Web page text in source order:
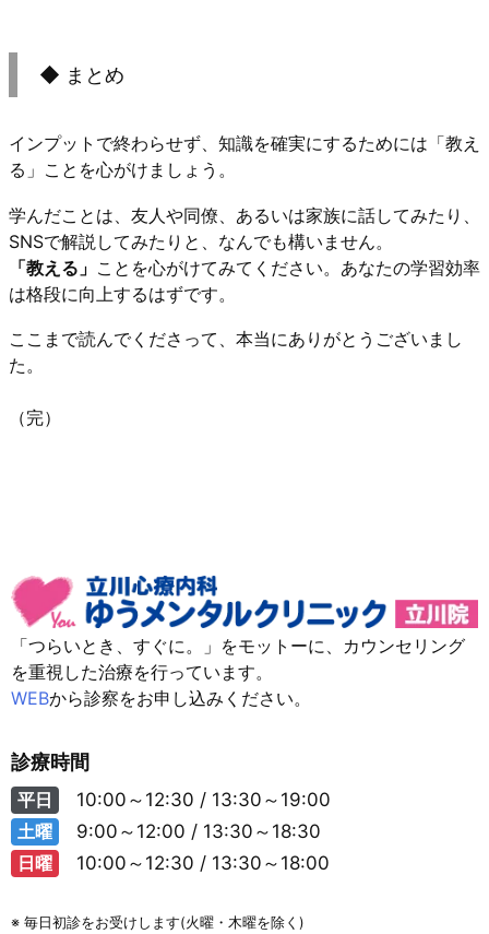
◆ まとめ
インプットで終わらせず、知識を確実にするためには「教え
る」ことを心がけましょう。
学んだことは、友人や同僚、あるいは家族に話してみたり、
SNSで解説してみたりと、なんでも構いません。
「教える」 ことを心がけてみてください。あなたの学習効率
は格段に向上するはずです。
ここまで読んでくださって、本当にありがとうございまし
た。
（完）
「つらいとき、すぐに。」をモットーに、カウンセリング
を重視した治療を行っています。
WEBから診察をお申し込みください。
診療時間
平日
10:00～12:30 / 13:30～19:00
土曜
9:00～12:00 / 13:30～18:30
日曜
10:00～12:30 / 13:30～18:00
※ 毎日初診をお受けします(火曜・木曜を除く)